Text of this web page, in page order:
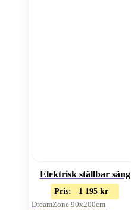
Elektrisk ställbar säng
Pris: 1 195 kr
DreamZone 90x200cm